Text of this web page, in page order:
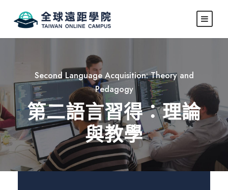
Second Language Acquisition: Theory and
Pedagogy
第二語言習得：理論
與教學